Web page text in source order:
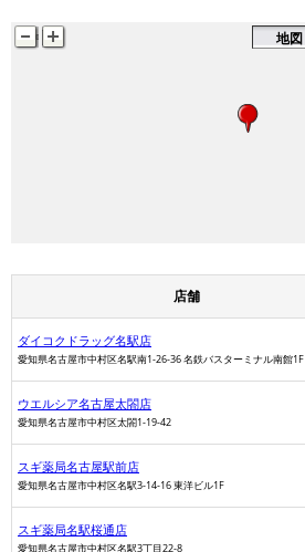
地図
店舗
ダイコクドラッグ名駅店
愛知県名古屋市中村区名駅南1-26-36 名鉄バスターミナル南館1F
ウエルシア名古屋太閤店
愛知県名古屋市中村区太閤1-19-42
スギ薬局名古屋駅前店
愛知県名古屋市中村区名駅3-14-16 東洋ビル1F
スギ薬局名駅桜通店
愛知県名古屋市中村区名駅3丁目22-8